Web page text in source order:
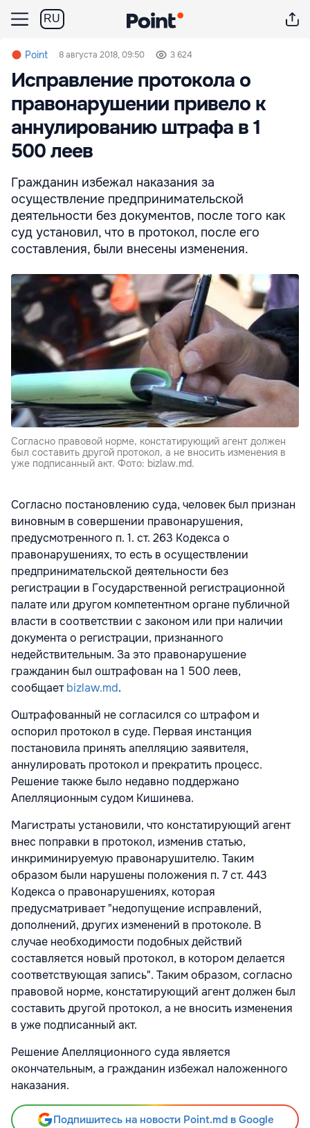
RU
Point 8 августа 2018, 09:50 3 624
Исправление протокола о
правонарушении привело к
аннулированию штрафа в 1
500 леев
Гражданин избежал наказания за
осуществление предпринимательской
деятельности без документов, после того как
суд установил, что в протокол, после его
составления, были внесены изменения.
Согласно правовой норме, констатирующий агент должен
был составить другой протокол, а не вносить изменения в
уже подписанный акт. Фото: bizlaw.md.
Согласно постановлению суда, человек был признан
виновным в совершении правонарушения,
предусмотренного п. 1. ст. 263 Кодекса о
правонарушениях, то есть в осуществлении
предпринимательской деятельности без
регистрации в Государственной регистрационной
палате или другом компетентном органе публичной
власти в соответствии с законом или при наличии
документа о регистрации, признанного
недействительным. За это правонарушение
гражданин был оштрафован на 1 500 леев,
сообщаетbizlaw.md.
Оштрафованный не согласился со штрафом и
оспорил протокол в суде. Первая инстанция
постановила принять апелляцию заявителя,
аннулировать протокол и прекратить процесс.
Решение также было недавно поддержано
Апелляционным судом Кишинева.
Магистраты установили, что констатирующий агент
внес поправки в протокол, изменив статью,
инкриминируемую правонарушителю. Таким
образом были нарушены положения п. 7 ст. 443
Кодекса о правонарушениях, которая
предусматривает "недопущение исправлений,
дополнений, других изменений в протоколе. В
случае необходимости подобных действий
составляется новый протокол, в котором делается
соответствующая запись". Таким образом, согласно
правовой норме, констатирующий агент должен был
составить другой протокол, а не вносить изменения
в уже подписанный акт.
Решение Апелляционного суда является
окончательным, а гражданин избежал наложенного
наказания.
Подпишитесь на новости Point.md в Google